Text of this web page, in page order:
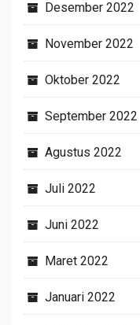
Desember 2022
November 2022
Oktober 2022
September 2022
Agustus 2022
Juli 2022
Juni 2022
Maret 2022
Januari 2022